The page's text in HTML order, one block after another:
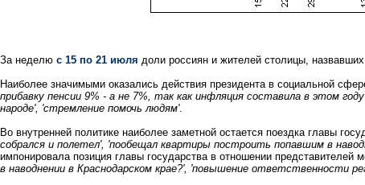
За неделю с 15 по 21 июля доли россиян и жителей столицы,
Наиболее значимыми оказались действия президента в социальной
прибавку пенсии 9% - а не 7%, так как инфляция составила в этом
народе', 'стремление помочь людям'.
Во внутренней политике наиболее заметной остается поездка главы
собрался и полетел', 'пообещал квартиры построить попавшим в
импонировала позиция главы государства в отношении представителей
в наводнении в Краснодарском крае?', 'повышение ответственности